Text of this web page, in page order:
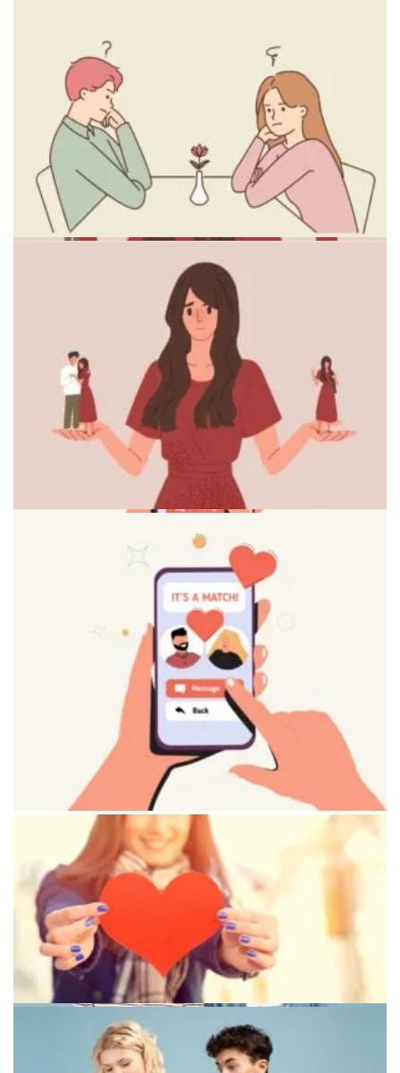
Иллюстрация принятия прошлого опыта
Психологическая готовность к свиданиям
Концепция осознанного выбора партнера
Графическое представление этапов эмоционального
восстановления